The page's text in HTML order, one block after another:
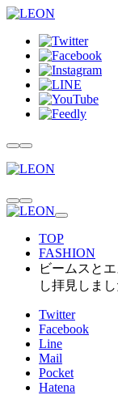
TOP
FASHION
ビームスと
し拝見しまし
Twitter
Facebook
Line
Mail
Pocket
Hatena